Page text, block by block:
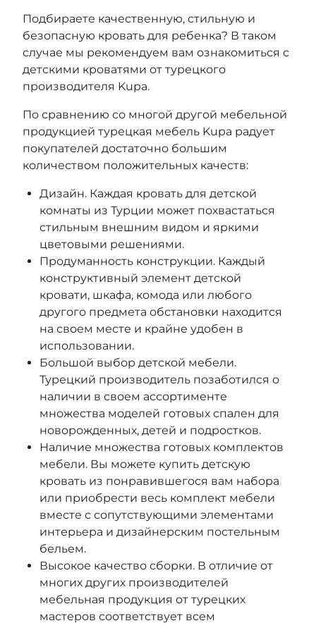
Подбираете качественную, стильную и
безопасную кровать для ребенка? В таком
случае мы рекомендуем вам ознакомиться с
детскими кроватями от турецкого
производителя Kupa.
По сравнению со многой другой мебельной
продукцией турецкая мебель Kupa радует
покупателей достаточно большим
количеством положительных качеств:
Дизайн. Каждая кровать для детской
комнаты из Турции может похвастаться
стильным внешним видом и яркими
цветовыми решениями.
Продуманность конструкции. Каждый
конструктивный элемент детской
кровати, шкафа, комода или любого
другого предмета обстановки находится
на своем месте и крайне удобен в
использовании.
Большой выбор детской мебели.
Турецкий производитель позаботился о
наличии в своем ассортименте
множества моделей готовых спален для
новорожденных, детей и подростков.
Наличие множества готовых комплектов
мебели. Вы можете купить детскую
кровать из понравившегося вам набора
или приобрести весь комплект мебели
вместе с сопутствующими элементами
интерьера и дизайнерским постельным
бельем.
Высокое качество сборки. В отличие от
многих других производителей
мебельная продукция от турецких
мастеров соответствует всем